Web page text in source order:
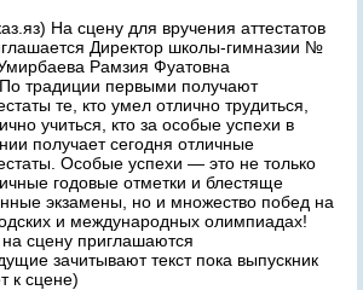
На сцену для вручения аттестатов
Директор школы-гимназии №
Рамзия Фуатовна
традиции первыми получают
те, кто умел отлично трудиться,
учиться, кто за особые успехи в
получает сегодня отличные
Особые успехи — это не только
годовые отметки и блестяще
экзамены, но и множество побед на
и международных олимпиадах!
сцену приглашаются
зачитывают текст пока выпускник
к сцене)